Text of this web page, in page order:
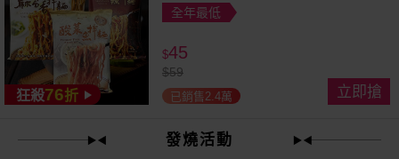
狂殺76折
全年最低
$45
$59
已銷售2.4萬 立即搶
發燒活動